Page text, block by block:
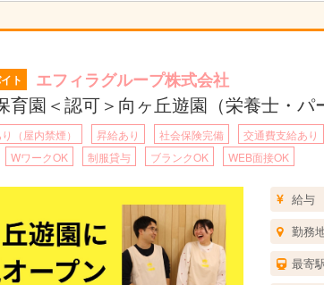
ト エフィラグループ株式会社
育園＜認可＞向ヶ丘遊園（栄養士・パ
（屋内禁煙） 昇給あり 社会保険完備 交通費支給あり
WワークOK 制服貸与 ブランクOK WEB面接OK
給与
勤務
最寄